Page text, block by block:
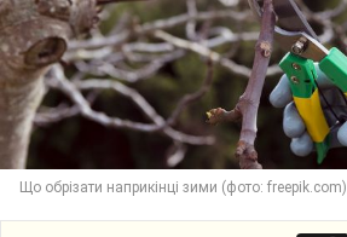
Що обрізати наприкінці зими (фото: freepik.com)